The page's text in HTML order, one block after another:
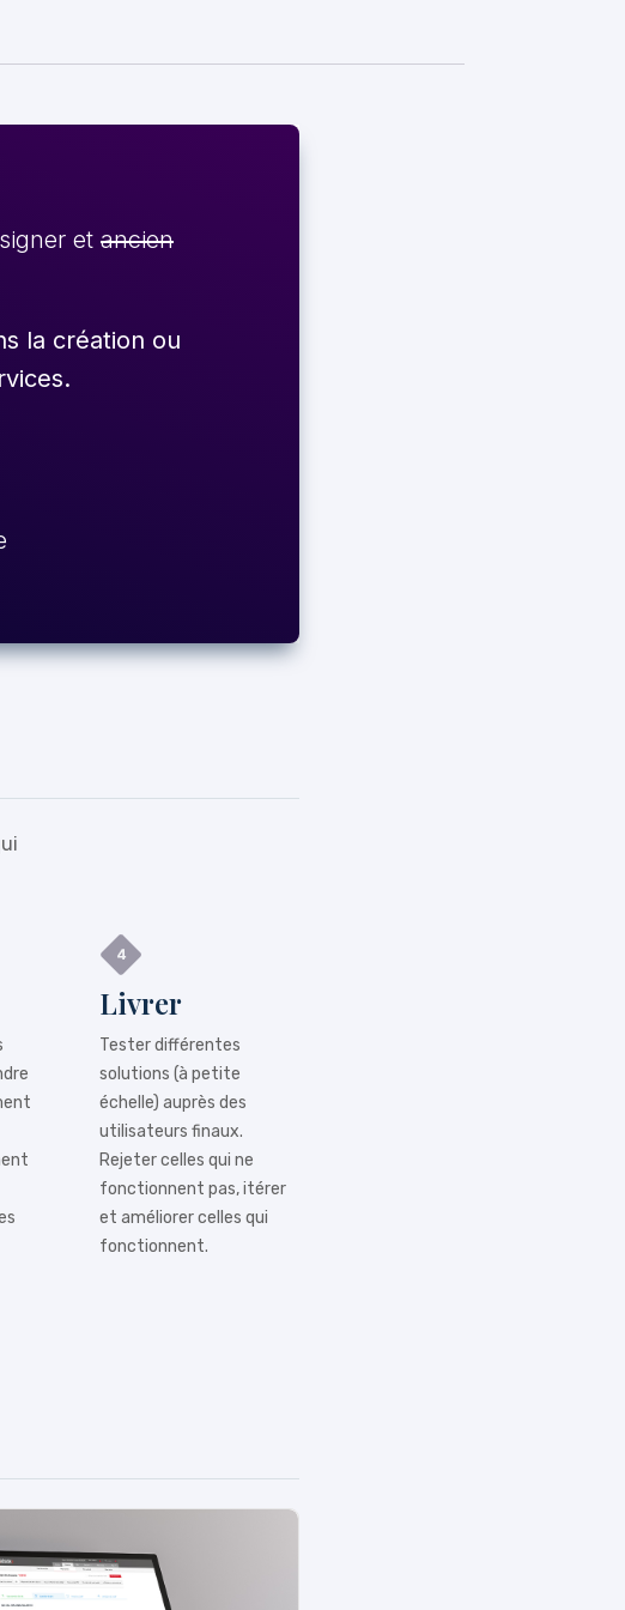
et ancien
la création ou
Livrer
Tester différentes
solutions (à petite
échelle) auprès des
utilisateurs finaux.
Rejeter celles qui ne
fonctionnent pas, itérer
et améliorer celles qui
fonctionnent.